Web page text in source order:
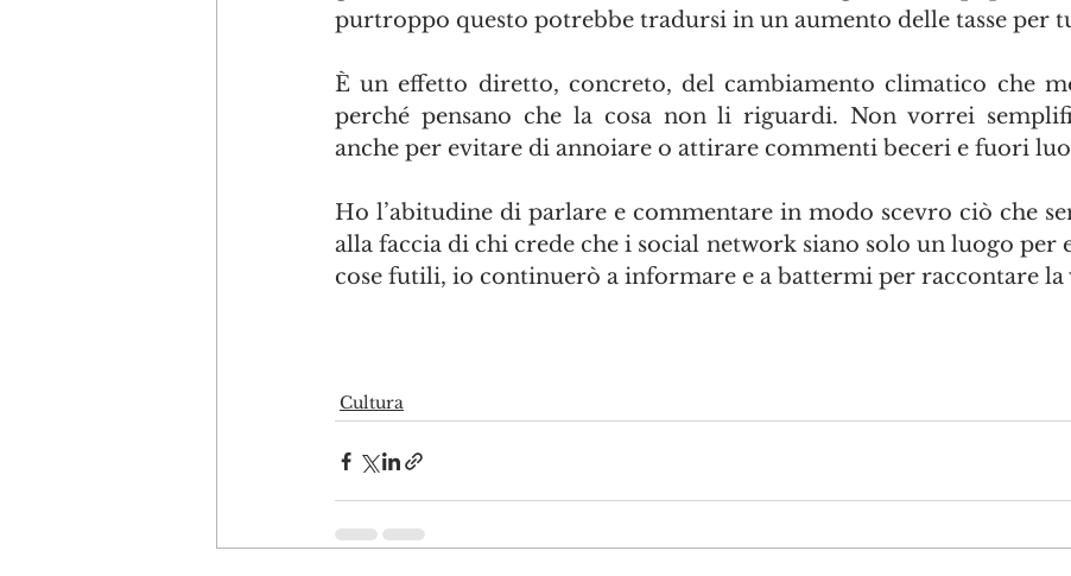
purtroppo questo potrebbe tradursi in un aumento delle tasse per
È un effetto diretto, concreto, del cambiamento climatico che
perché pensano che la cosa non li riguardi. Non vorrei
anche per evitare di annoiare o attirare commenti beceri e fuori
Ho l’abitudine di parlare e commentare in modo scevro ciò che
alla faccia di chi crede che i social network siano solo un luogo per
cose futili, io continuerò a informare e a battermi per raccontare la
Cultura